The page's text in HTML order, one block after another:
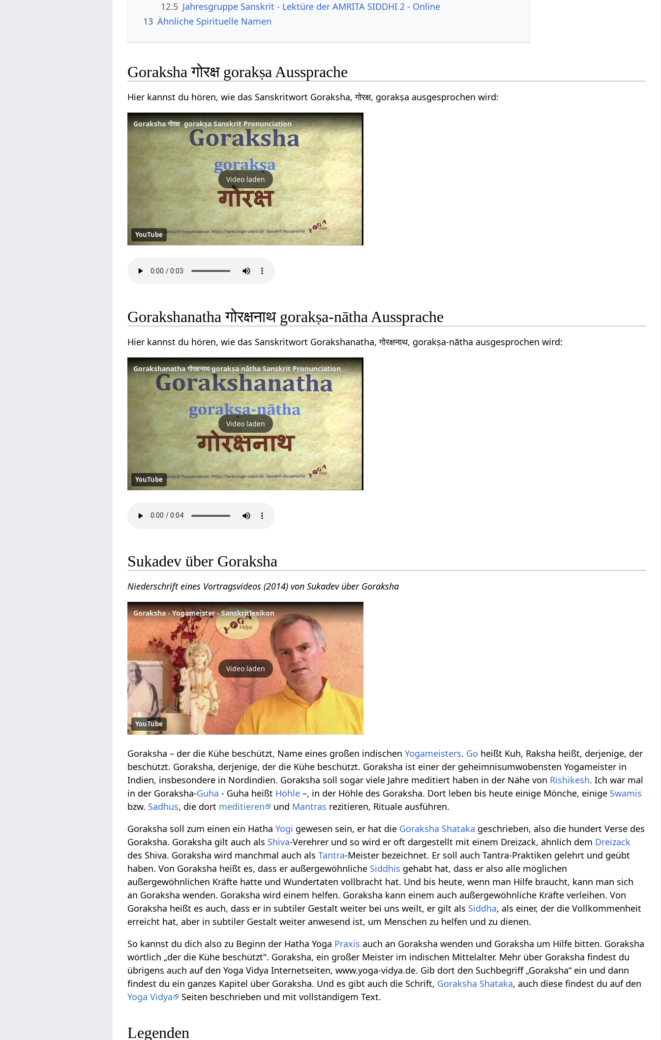
12.5 Jahresgruppe Sanskrit - Lektüre der AMRITA SIDDHI 2 - Online
13 Ähnliche Spirituelle Namen
Goraksha गोरक्ष gorakṣa Aussprache
Hier kannst du hören, wie das Sanskritwort Goraksha, गोरक्ष, gorakṣa ausgesprochen wird:
Goraksha गोरक्ष gorakṣa Sanskrit Pronunciation
Video laden
YouTube
Gorakshanatha गोरक्षनाथ gorakṣa-nātha Aussprache
Hier kannst du hören, wie das Sanskritwort Gorakshanatha, गोरक्षनाथ, gorakṣa-nātha ausgesprochen wird:
Gorakshanatha गोरक्षनाथ gorakṣa nātha Sanskrit Pronunciation
Video laden
YouTube
Sukadev über Goraksha
Niederschrift eines Vortragsvideos (2014) von Sukadev über Goraksha
Goraksha - Yogameister - Sanskritlexikon
Video laden
YouTube
Goraksha – der die Kühe beschützt, Name eines großen indischenYogameisters. Go heißt Kuh, Raksha heißt, derjenige, der
beschützt. Goraksha, derjenige, der die Kühe beschützt. Goraksha ist einer der geheimnisumwobensten Yogameister in
Indien, insbesondere in Nordindien. Goraksha soll sogar viele Jahre meditiert haben in der Nähe von Rishikesh. Ich war mal
in der Goraksha-Guha - Guha heißt Höhle –, in der Höhle des Goraksha. Dort leben bis heute einige Mönche, einige Swamis
bzw. Sadhus, die dort meditieren und Mantras rezitieren, Rituale ausführen.
Goraksha soll zum einen ein HathaYogi gewesen sein, er hat die Goraksha Shataka geschrieben, also die hundert Verse des
Goraksha. Goraksha gilt auch als Shiva-Verehrer und so wird er oft dargestellt mit einem Dreizack, ähnlich dem Dreizack
des Shiva. Goraksha wird manchmal auch alsTantra-Meister bezeichnet. Er soll auch Tantra-Praktiken gelehrt und geübt
haben. Von Goraksha heißt es, dass er außergewöhnliche Siddhis gehabt hat, dass er also alle möglichen
außergewöhnlichen Kräfte hatte und Wundertaten vollbracht hat. Und bis heute, wenn man Hilfe braucht, kann man sich
an Goraksha wenden. Goraksha wird einem helfen. Goraksha kann einem auch außergewöhnliche Kräfte verleihen. Von
Goraksha heißt es auch, dass er in subtiler Gestalt weiter bei uns weilt, er gilt als Siddha, als einer, der die Vollkommenheit
erreicht hat, aber in subtiler Gestalt weiter anwesend ist, um Menschen zu helfen und zu dienen.
So kannst du dich also zu Beginn der Hatha Yoga Praxis auch an Goraksha wenden und Goraksha um Hilfe bitten. Goraksha
wörtlich „der die Kühe beschützt". Goraksha, ein großer Meister im indischen Mittelalter. Mehr über Goraksha findest du
übrigens auch auf den Yoga Vidya Internetseiten, www.yoga-vidya.de. Gib dort den Suchbegriff „Goraksha“ ein und dann
findest du ein ganzes Kapitel über Goraksha. Und es gibt auch die Schrift, Goraksha Shataka, auch diese findest du auf den
Yoga Vidya
Seiten beschrieben und mit vollständigem Text.
Legenden